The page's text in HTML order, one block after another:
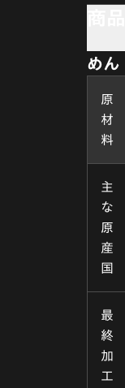
めん
原
材
料
主
な
原
産
国
最
終
加
工